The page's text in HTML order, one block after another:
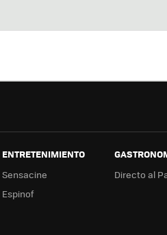
ENTRETENIMIENTO
Sensacine
Espinof
Directo al